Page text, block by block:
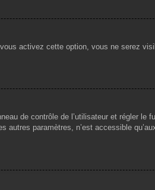
activez cette option, vous ne serez
de contrôle de l’utilisateur et régler le
paramètres, n’est accessible